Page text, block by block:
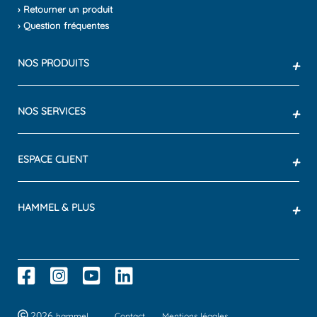
› Retourner un produit
› Question fréquentes
NOS PRODUITS +
NOS SERVICES +
ESPACE CLIENT +
HAMMEL & PLUS +